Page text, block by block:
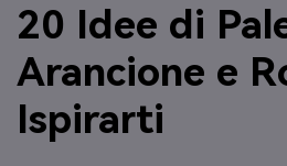
20 Idee di
Arancione e
Ispirarti